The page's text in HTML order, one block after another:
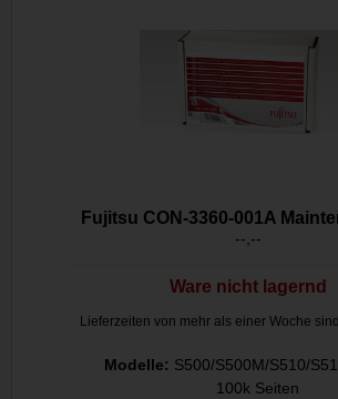
Fujitsu CON-3360-001A
--,--
Modelle: S500/S500M/S510/
100k Seiten
Ware nicht lagernd
Lieferzeiten von mehr als einer Woche